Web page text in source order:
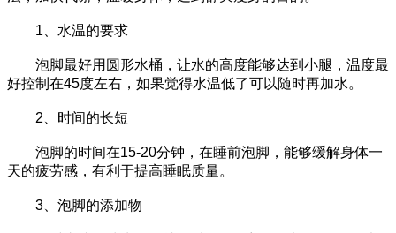
1、水温的要求
泡脚最好用圆形水桶，让水的高度能够达到小腿，温度最
好控制在45度左右，如果觉得水温低了可以随时再加水。
2、时间的长短
泡脚的时间在15-20分钟，在睡前泡脚，能够缓解身体一
天的疲劳感，有利于提高睡眠质量。
3、泡脚的添加物